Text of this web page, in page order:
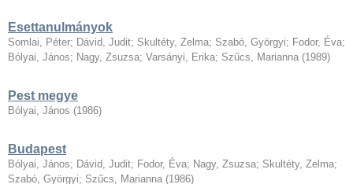
Esettanulmányok
Somlai, Péter; Dávid, Judit; Skultéty, Zelma; Szabó, Györgyi; Fodor, Éva;
Bólyai, János; Nagy, Zsuzsa; Varsányi, Erika; Szűcs, Marianna (1989)
Pest megye
Bólyai, János (1986)
Budapest
Bólyai, János; Dávid, Judit; Fodor, Éva; Nagy, Zsuzsa; Skultéty, Zelma;
Szabó, Györgyi; Szűcs, Marianna (1986)